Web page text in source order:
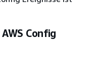
Config